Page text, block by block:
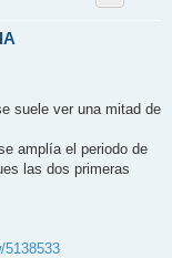
suele ver una mitad de
amplía el periodo de
las dos primeras